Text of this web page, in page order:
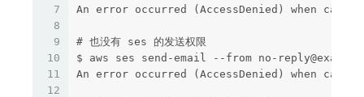
7
8
9
10
11
12
An error occurred (AccessDenied) when
# 也没有 ses 的发送权限
$ aws ses send-email --from no-
An error occurred (AccessDenied) when